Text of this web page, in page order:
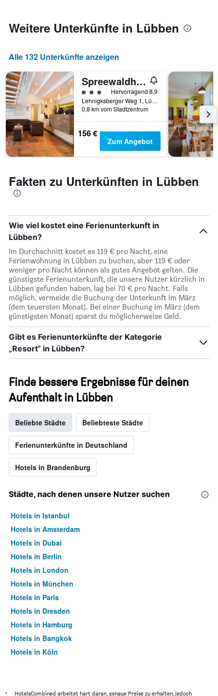
jeweiligen
Wochentag.
hat
X-
Achse,
die
die
Wochentage
anzeigt.
Das
Diagramm
hat
Achse,
die
den
Zimmerpreis
anzeigt.
Weitere Unterkünfte in Lübben
Alle 132 Unterkünfte anzeigen
Spreewaldhotel Stephanshof
Bewertungskategorie 3
Hervorragend 8,9
Lehnigksberger Weg 1, Lübben, Brandenburg, Deutschland
0,8 km vom Stadtzentrum
156 €
Zum Angebot
Fakten zu Unterkünften in Lübben
Wie viel kostet eine Ferienunterkunft in
Lübben?
Im Durchschnitt kostet es 119 € pro Nacht, eine
Ferienwohnung in Lübben zu buchen, aber 119 € oder
weniger pro Nacht können als gutes Angebot gelten. Die
günstigste Ferienunterkunft, die unsere Nutzer kürzlich in
Lübben gefunden haben, lag bei 70 € pro Nacht. Falls
möglich, vermeide die Buchung der Unterkunft im März
(dem teuersten Monat). Bei einer Buchung im März (dem
günstigsten Monat) sparst du möglicherweise Geld.
Gibt es Ferienunterkünfte der Kategorie
„Resort“ in Lübben?
Finde bessere Ergebnisse für deinen
Aufenthalt in Lübben
Beliebte Städte Beliebteste Städte
Ferienunterkünfte in Deutschland
Hotels in Brandenburg
Städte, nach denen unsere Nutzer suchen
Hotels in Istanbul
Hotels in Amsterdam
Hotels in Dubai
Hotels in Berlin
Hotels in London
Hotels in München
Hotels in Paris
Hotels in Dresden
Hotels in Hamburg
Hotels in Bangkok
Hotels in Köln
HotelsCombined arbeitet hart daran, genaue Preise zu erhalten, jedoch